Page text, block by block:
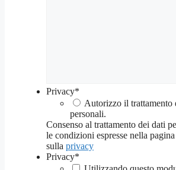
Privacy*
Autorizzo il trattamento
personali.
Consenso al trattamento dei dati
le condizioni espresse nella
sulla privacy
Privacy*